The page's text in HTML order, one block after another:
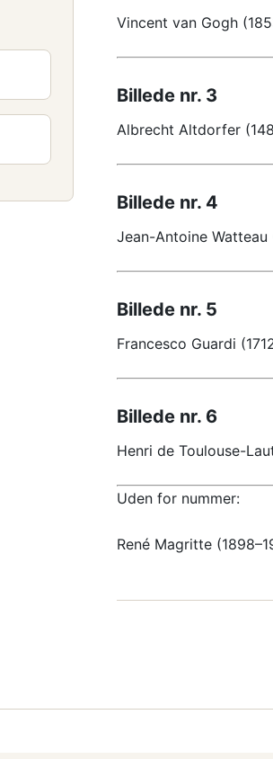
Vincent van Gogh
Billede nr. 3
Albrecht Altdorfer
Billede nr. 4
Jean-Antoine Watteau
Billede nr. 5
Francesco Guardi
Billede nr. 6
Henri de Toulouse-
Uden for nummer:
René Magritte